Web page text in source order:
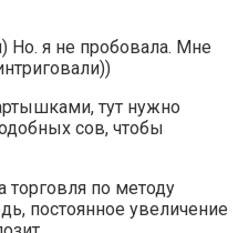
Но. я не пробовала. Мне
тут нужно
сов, чтобы
торговля по методу
постоянное увеличение